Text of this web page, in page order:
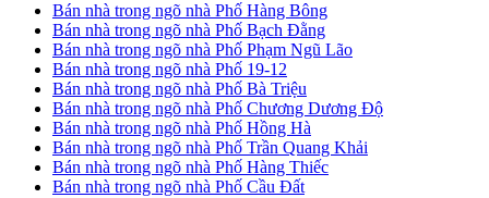
Bán nhà trong ngõ nhà Phố Hàng Bông
Bán nhà trong ngõ nhà Phố Bạch Đằng
Bán nhà trong ngõ nhà Phố Phạm Ngũ Lão
Bán nhà trong ngõ nhà Phố 19-12
Bán nhà trong ngõ nhà Phố Bà Triệu
Bán nhà trong ngõ nhà Phố Chương Dương Độ
Bán nhà trong ngõ nhà Phố Hồng Hà
Bán nhà trong ngõ nhà Phố Trần Quang Khải
Bán nhà trong ngõ nhà Phố Hàng Thiếc
Bán nhà trong ngõ nhà Phố Cầu Đất